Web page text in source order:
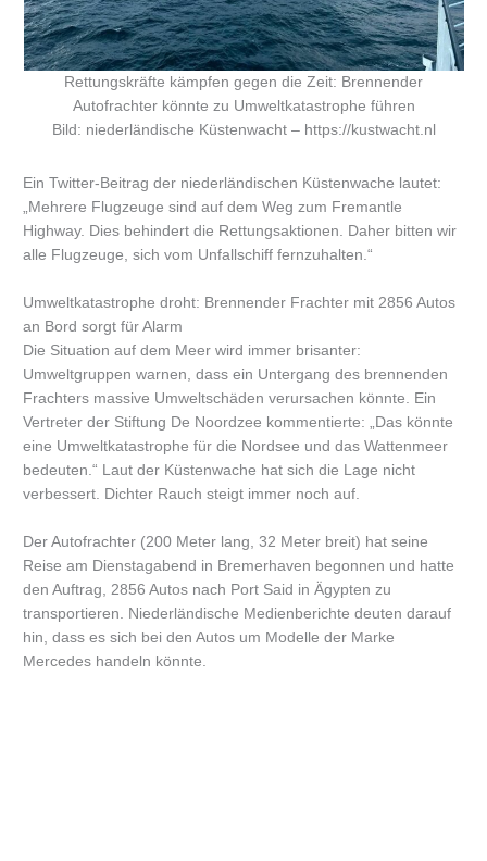
Rettungskräfte kämpfen gegen die Zeit: Brennender
Autofrachter könnte zu Umweltkatastrophe führen
Bild: niederländische Küstenwacht – https://kustwacht.nl
Ein Twitter-Beitrag der niederländischen Küstenwache lautet:
„Mehrere Flugzeuge sind auf dem Weg zum Fremantle
Highway. Dies behindert die Rettungsaktionen. Daher bitten wir
alle Flugzeuge, sich vom Unfallschiff fernzuhalten.“
Umweltkatastrophe droht: Brennender Frachter mit 2856 Autos
an Bord sorgt für Alarm
Die Situation auf dem Meer wird immer brisanter:
Umweltgruppen warnen, dass ein Untergang des brennenden
Frachters massive Umweltschäden verursachen könnte. Ein
Vertreter der Stiftung De Noordzee kommentierte: „Das könnte
eine Umweltkatastrophe für die Nordsee und das Wattenmeer
bedeuten.“ Laut der Küstenwache hat sich die Lage nicht
verbessert. Dichter Rauch steigt immer noch auf.
Der Autofrachter (200 Meter lang, 32 Meter breit) hat seine
Reise am Dienstagabend in Bremerhaven begonnen und hatte
den Auftrag, 2856 Autos nach Port Said in Ägypten zu
transportieren. Niederländische Medienberichte deuten darauf
hin, dass es sich bei den Autos um Modelle der Marke
Mercedes handeln könnte.